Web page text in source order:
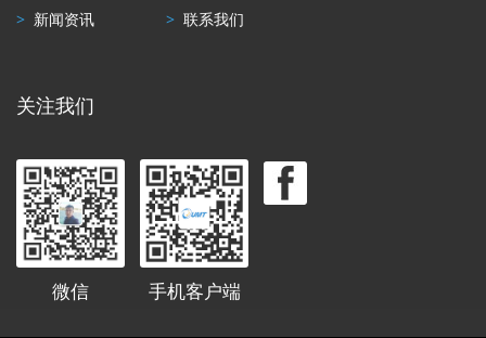
> 新闻资讯 >联系我们
关注我们
微信 手机客户端